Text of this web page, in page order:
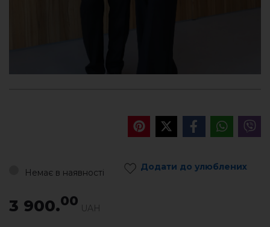
Немає в наявності
Додати до улюблених
3 900.00 UAH